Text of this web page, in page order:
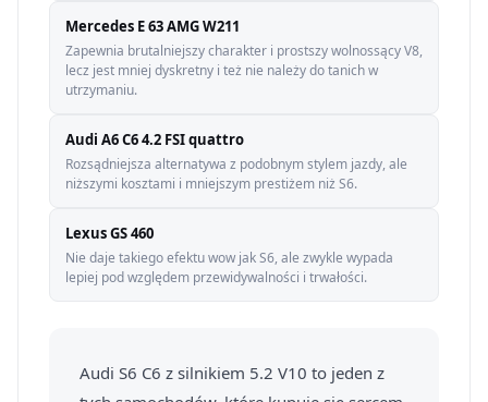
Mercedes E 63 AMG W211
Zapewnia brutalniejszy charakter i prostszy wolnossący V8,
lecz jest mniej dyskretny i też nie należy do tanich w
utrzymaniu.
Audi A6 C6 4.2 FSI quattro
Rozsądniejsza alternatywa z podobnym stylem jazdy, ale
niższymi kosztami i mniejszym prestiżem niż S6.
Lexus GS 460
Nie daje takiego efektu wow jak S6, ale zwykle wypada
lepiej pod względem przewidywalności i trwałości.
Audi S6 C6 z silnikiem 5.2 V10 to jeden z